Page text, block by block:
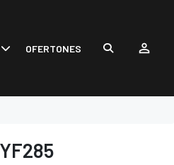
OFERTONES